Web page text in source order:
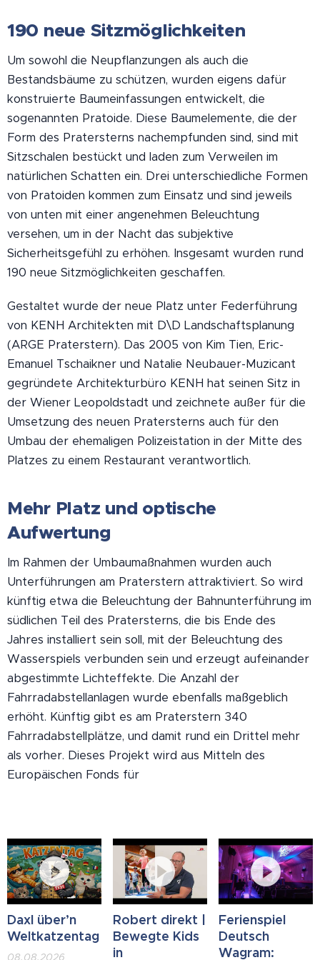
190 neue Sitzmöglichkeiten
Um sowohl die Neupflanzungen als auch die
Bestandsbäume zu schützen, wurden eigens dafür
konstruierte Baumeinfassungen entwickelt, die
sogenannten Pratoide. Diese Baumelemente, die der
Form des Pratersterns nachempfunden sind, sind mit
Sitzschalen bestückt und laden zum Verweilen im
natürlichen Schatten ein. Drei unterschiedliche Formen
von Pratoiden kommen zum Einsatz und sind jeweils
von unten mit einer angenehmen Beleuchtung
versehen, um in der Nacht das subjektive
Sicherheitsgefühl zu erhöhen. Insgesamt wurden rund
190 neue Sitzmöglichkeiten geschaffen.
Gestaltet wurde der neue Platz unter Federführung
von KENH Architekten mit D\D Landschaftsplanung
(ARGE Praterstern). Das 2005 von Kim Tien, Eric-
Emanuel Tschaikner und Natalie Neubauer-Muzicant
gegründete Architekturbüro KENH hat seinen Sitz in
der Wiener Leopoldstadt und zeichnete außer für die
Umsetzung des neuen Pratersterns auch für den
Umbau der ehemaligen Polizeistation in der Mitte des
Platzes zu einem Restaurant verantwortlich.
Mehr Platz und optische
Aufwertung
Im Rahmen der Umbaumaßnahmen wurden auch
Unterführungen am Praterstern attraktiviert. So wird
künftig etwa die Beleuchtung der Bahnunterführung im
südlichen Teil des Pratersterns, die bis Ende des
Jahres installiert sein soll, mit der Beleuchtung des
Wasserspiels verbunden sein und erzeugt aufeinander
abgestimmte Lichteffekte. Die Anzahl der
Fahrradabstellanlagen wurde ebenfalls maßgeblich
erhöht. Künftig gibt es am Praterstern 340
Fahrradabstellplätze, und damit rund ein Drittel mehr
als vorher. Dieses Projekt wird aus Mitteln des
Europäischen Fonds für
Daxl über’n
Weltkatzentag
08.08.2026
Robert direkt |
Bewegte Kids
in
Ferienspiel
Deutsch
Wagram: